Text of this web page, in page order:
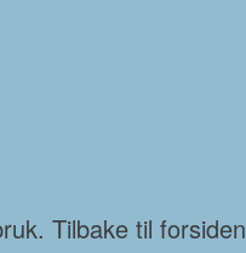
Tilbake til forsiden